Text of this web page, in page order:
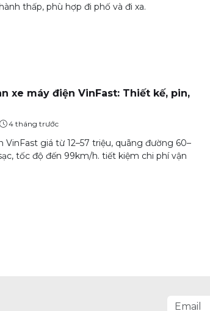
thấp, phù hợp đi phố và đi xa.
xe máy điện VinFast: Thiết kế, pin,
4 tháng trước
VinFast giá từ 12–57 triệu, quãng đường 60–
tốc độ đến 99km/h. tiết kiệm chi phí vận